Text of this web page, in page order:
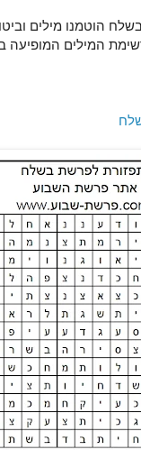
הוטמנו מילים
המילים המופיעה